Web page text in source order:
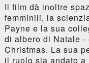
Il film dà inoltre
femminili, la
Payne e la sua
di albero di Natale -
Christmas. La sua
il ruolo sia andato